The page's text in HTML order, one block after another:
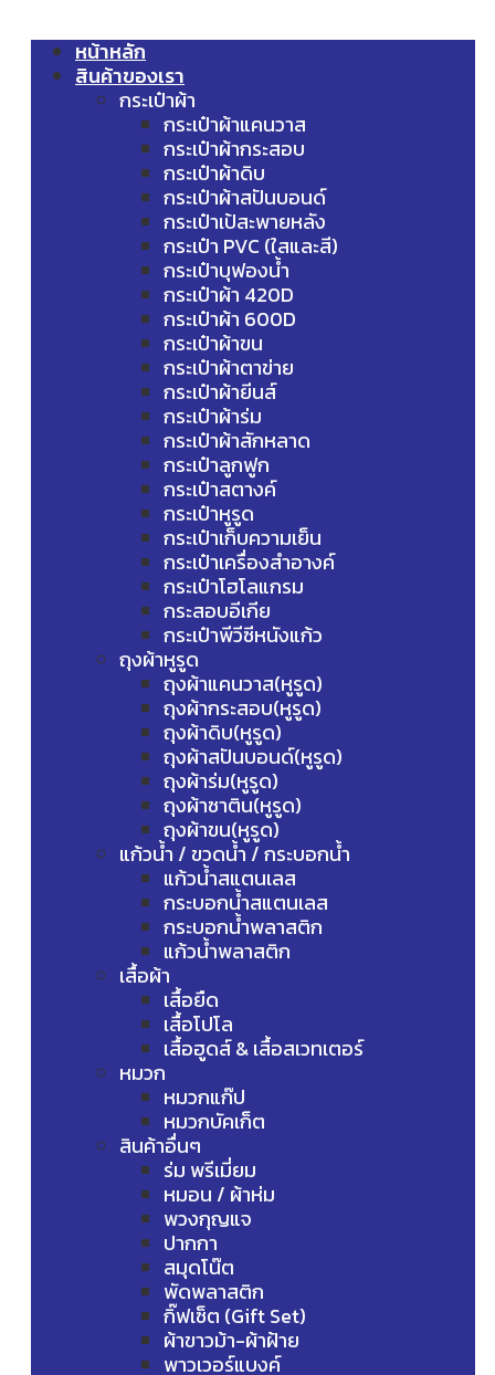
หน้าหลัก
สินค้าของเรา
กระเป๋าผ้า
กระเป๋าผ้าแคนวาส
กระเป๋าผ้ากระสอบ
กระเป๋าผ้าดิบ
กระเป๋าผ้าสปันบอนด์
กระเป๋าเป้สะพายหลัง
กระเป๋า PVC (ใสและสี)
กระเป๋าบุฟองน้ำ
กระเป๋าผ้า 420D
กระเป๋าผ้า 600D
กระเป๋าผ้าขน
กระเป๋าผ้าตาข่าย
กระเป๋าผ้ายีนส์
กระเป๋าผ้าร่ม
กระเป๋าผ้าสักหลาด
กระเป๋าลูกฟูก
กระเป๋าสตางค์
กระเป๋าหูรูด
กระเป๋าเก็บความเย็น
กระเป๋าเครื่องสำอางค์
กระเป๋าโฮโลแกรม
กระสอบอีเกีย
กระเป๋าพีวีซีหนังแก้ว
ถุงผ้าหูรูด
ถุงผ้าแคนวาส(หูรูด)
ถุงผ้ากระสอบ(หูรูด)
ถุงผ้าดิบ(หูรูด)
ถุงผ้าสปันบอนด์(หูรูด)
ถุงผ้าร่ม(หูรูด)
ถุงผ้าซาติน(หูรูด)
ถุงผ้าขน(หูรูด)
แก้วน้ำ / ขวดน้ำ / กระบอกน้ำ
แก้วน้ำสแตนเลส
กระบอกน้ำสแตนเลส
กระบอกน้ำพลาสติก
แก้วน้ำพลาสติก
เสื้อผ้า
เสื้อยืด
เสื้อโปโล
เสื้อฮูดส์ & เสื้อสเวทเตอร์
หมวก
หมวกแก๊ป
หมวกบัคเก็ต
สินค้าอื่นๆ
ร่ม พรีเมี่ยม
หมอน / ผ้าห่ม
พวงกุญแจ
ปากกา
สมุดโน๊ต
พัดพลาสติก
กิ๊ฟเซ็ต (Gift Set)
ผ้าขาวม้า-ผ้าฝ้าย
พาวเวอร์แบงค์